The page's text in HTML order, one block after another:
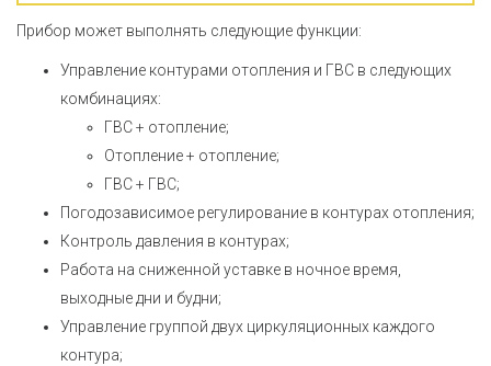
Прибор может выполнять следующие функции:
Управление контурами отопления и ГВС в следующих
комбинациях:
ГВС + отопление;
Отопление + отопление;
ГВС + ГВС;
Погодозависимое регулирование в контурах отопления;
Контроль давления в контурах;
Работа на сниженной уставке в ночное время,
выходные дни и будни;
Управление группой двух циркуляционных каждого
контура;